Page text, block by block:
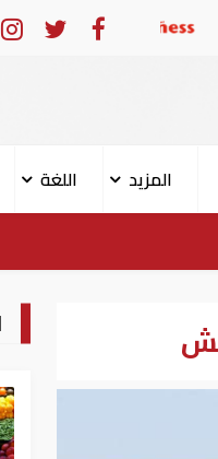
سوريا تدين الهجوم
المزيد
اللغة